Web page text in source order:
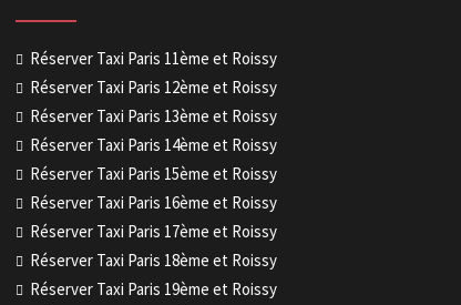
Réserver Taxi Paris 11ème et Roissy
Réserver Taxi Paris 12ème et Roissy
Réserver Taxi Paris 13ème et Roissy
Réserver Taxi Paris 14ème et Roissy
Réserver Taxi Paris 15ème et Roissy
Réserver Taxi Paris 16ème et Roissy
Réserver Taxi Paris 17ème et Roissy
Réserver Taxi Paris 18ème et Roissy
Réserver Taxi Paris 19ème et Roissy